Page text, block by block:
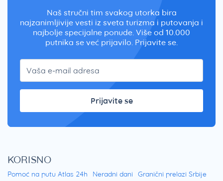
Naš stručni tim svakog utorka bira
najzanimljivije vesti iz sveta turizma i putovanja i
najbolje specijalne ponude. Više od 10.000
putnika se već prijavilo. Prijavite se.
Prijavite se
KORISNO
Pomoć na putu Atlas 24h Neradni dani
Granični prelazi Srbije